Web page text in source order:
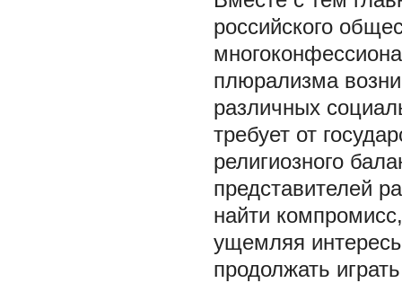
российского
плюрализма
различных
требует от
религиозного
представителей
найти
ущемляя
продолжать